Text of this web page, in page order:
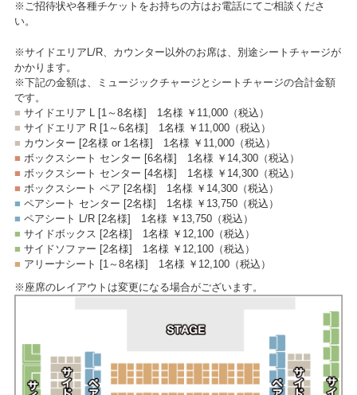
※ご招待状や各種チケットをお持ちの方はお電話にてご相談くださ
い。
※サイドエリアL/R、カウンター以外のお席は、別途シートチャージが
かかります。
※下記の金額は、ミュージックチャージとシートチャージの合計金額
です。
■ サイドエリア L [1～8名様] 1名様 ￥11,000 （税込）
■ サイドエリア R [1～6名様] 1名様 ￥11,000 （税込）
■ カウンター [2名様 or 1名様] 1名様 ￥11,000 （税込）
■ ボックスシート センター [6名様] 1名様 ￥14,300 （税込）
■ ボックスシート センター [4名様] 1名様 ￥14,300 （税込）
■ ボックスシート ペア [2名様] 1名様 ￥14,300 （税込）
■ ペアシート センター [2名様] 1名様 ￥13,750 （税込）
■ ペアシート L/R [2名様] 1名様 ￥13,750 （税込）
■ サイドボックス [2名様] 1名様 ￥12,100 （税込）
■ サイドソファー [2名様] 1名様 ￥12,100 （税込）
■ アリーナシート [1～8名様] 1名様 ￥12,100 （税込）
※座席のレイアウトは変更になる場合がございます。